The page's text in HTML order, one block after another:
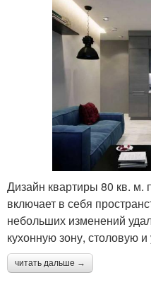
Дизайн квартиры 80 кв. м.
включает в себя
небольших изменений
кухонную зону, столовую
читать дальше →